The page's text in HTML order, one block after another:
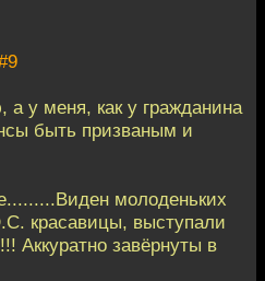
у меня, как у гражданина
быть призваным и
молоденьких
красавицы, выступали
Аккуратно завёрнуты в